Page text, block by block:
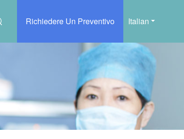
Italian
Richiedere Un Preventivo